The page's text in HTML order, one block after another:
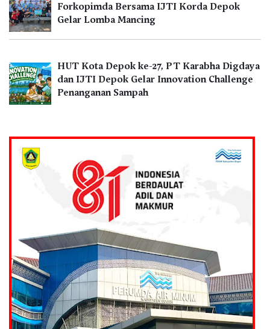
Forkopimda Bersama IJTI Korda Depok
Gelar Lomba Mancing
HUT Kota Depok ke-27, PT Karabha Digdaya
dan IJTI Depok Gelar Innovation Challenge
Penanganan Sampah